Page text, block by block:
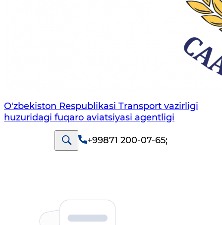
O'zbekiston Respublikasi Transport vazirligi
huzuridagi fuqaro aviatsiyasi agentligi
+99871 200-07-65;